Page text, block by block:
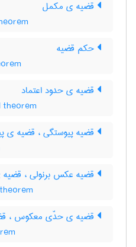
قضیه ی مکمل
حکم قضیه
قضیه ی حدود اعتماد
قضیه پیوستگی ، قضیه ی
قضیه عکس برنولی ،
قضیه ی حدّی معکوس ،